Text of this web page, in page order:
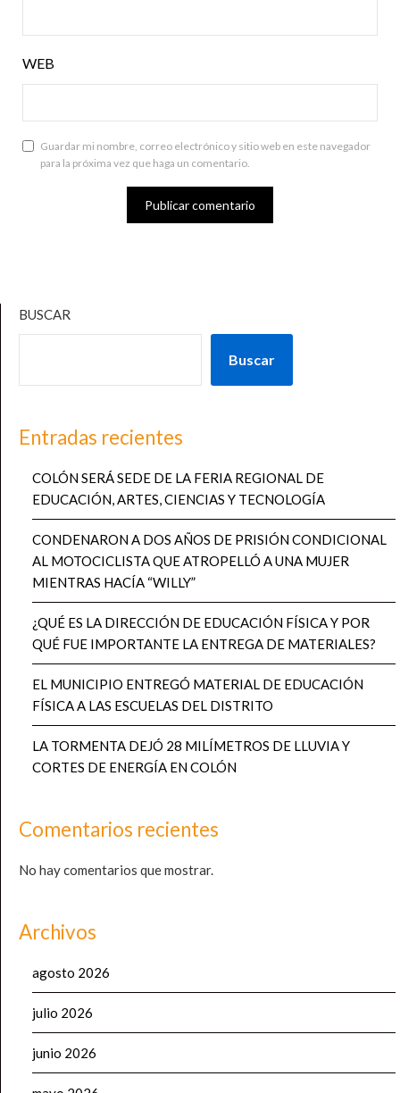
WEB
Guardar mi nombre, correo electrónico y sitio web en este navegador
para la próxima vez que haga un comentario.
BUSCAR
Buscar
Entradas recientes
COLÓN SERÁ SEDE DE LA FERIA REGIONAL DE
EDUCACIÓN, ARTES, CIENCIAS Y TECNOLOGÍA
CONDENARON A DOS AÑOS DE PRISIÓN CONDICIONAL
AL MOTOCICLISTA QUE ATROPELLÓ A UNA MUJER
MIENTRAS HACÍA “WILLY”
¿QUÉ ES LA DIRECCIÓN DE EDUCACIÓN FÍSICA Y POR
QUÉ FUE IMPORTANTE LA ENTREGA DE MATERIALES?
EL MUNICIPIO ENTREGÓ MATERIAL DE EDUCACIÓN
FÍSICA A LAS ESCUELAS DEL DISTRITO
LA TORMENTA DEJÓ 28 MILÍMETROS DE LLUVIA Y
CORTES DE ENERGÍA EN COLÓN
Comentarios recientes
No hay comentarios que mostrar.
Archivos
agosto 2026
julio 2026
junio 2026